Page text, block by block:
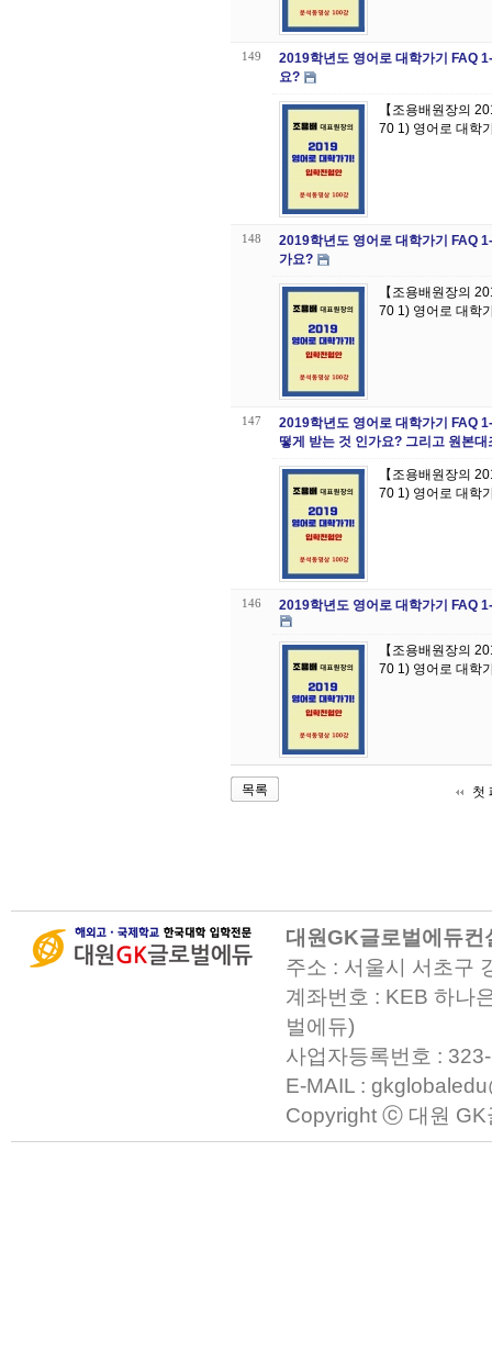
149
2019학년도 영어로 대학가기 FAQ
요?
【조용배원장의
70 1) 영어로 대학
148
2019학년도 영어로 대학가기 FAQ
가요?
【조용배원장의
70 1) 영어로 대학
147
2019학년도 영어로 대학가기 FAQ
떻게 받는 것 인가요? 그리고 원본
【조용배원장의
70 1) 영어로 대학
146 2019학년도 영어로 대학가기 FAQ
【조용배원장의
70 1) 영어로 대학
목록 첫
대원GK글로벌에듀
주소 : 서울시 서초구
계좌번호 : KEB 하나
벌에듀)
사업자등록번호 :
E-MAIL :
Copyright ⓒ 대원 GK